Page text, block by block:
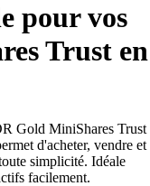
pour vos
Trust en
Gold MiniShares Trust
d'acheter, vendre et
simplicité. Idéale
facilement.